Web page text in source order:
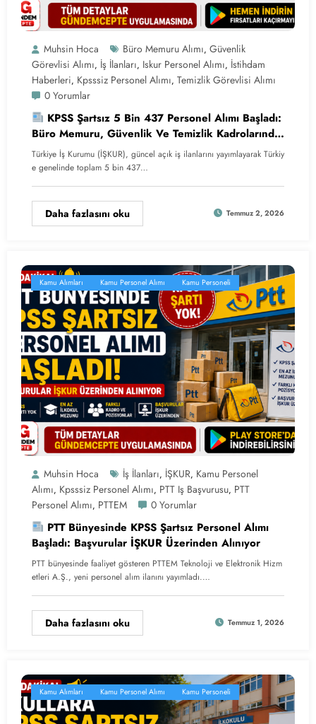
Muhsin Hoca Büro Memuru Alımı, Güvenlik
Görevlisi Alımı, İş İlanları, Iskur Personel Alımı, İstihdam
Haberleri, Kpsssiz Personel Alımı, Temizlik Görevlisi Alımı
0 Yorumlar
KPSS Şartsız 5 Bin 437 Personel Alımı Başladı:
Büro Memuru, Güvenlik Ve Temizlik Kadrolarında
İstihdam
Türkiye İş Kurumu (İŞKUR), güncel açık iş ilanlarını yayımlayarak Türkiy
e genelinde toplam 5 bin 437…
Daha fazlasını oku Temmuz 2, 2026
Kamu Alımları Kamu Personel Alımı Kamu Personeli
Muhsin Hoca İş İlanları, İŞKUR, Kamu Personel
Alımı, Kpsssiz Personel Alımı, PTT Iş Başvurusu, PTT
Personel Alımı, PTTEM 0 Yorumlar
PTT Bünyesinde KPSS Şartsız Personel Alımı
Başladı: Başvurular İŞKUR Üzerinden Alınıyor
PTT bünyesinde faaliyet gösteren PTTEM Teknoloji ve Elektronik Hizm
etleri A.Ş., yeni personel alım ilanını yayımladı.…
Daha fazlasını oku Temmuz 1, 2026
Kamu Alımları Kamu Personel Alımı Kamu Personeli